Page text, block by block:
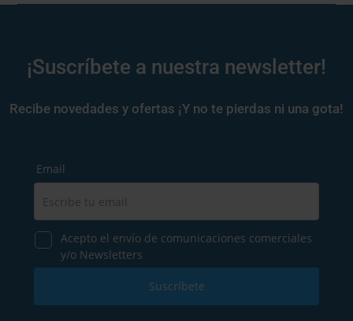
¡Suscríbete a nuestra newsletter!
Recibe novedades y ofertas ¡Y no te pierdas ni una gota!